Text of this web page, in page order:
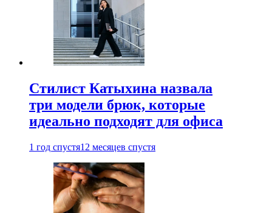
Стилист Катыхина назвала
три модели брюк, которые
идеально подходят для офиса
1 год спустя12 месяцев спустя